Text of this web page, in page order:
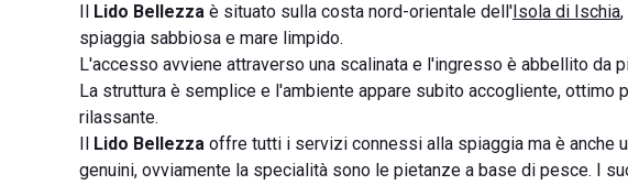
Il Lido Bellezza è situato sulla costa nord-orientale dell'Isola di Ischia
spiaggia sabbiosa e mare limpido.
L'accesso avviene attraverso una scalinata e l'ingresso è abbellito da
La struttura è semplice e l'ambiente appare subito accogliente, ottimo
rilassante.
Il Lido Bellezza offre tutti i servizi connessi alla spiaggia ma è anche
genuini, ovviamente la specialità sono le pietanze a base di pesce. I